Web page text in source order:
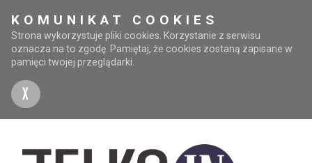
KOMUNIKAT COOKIES
Strona wykorzystuje pliki cookies. Korzystanie z serwisu
oznacza na to zgodę. Pamiętaj, że cookies zostaną zapisane w
pamięci twojej przeglądarki.
X